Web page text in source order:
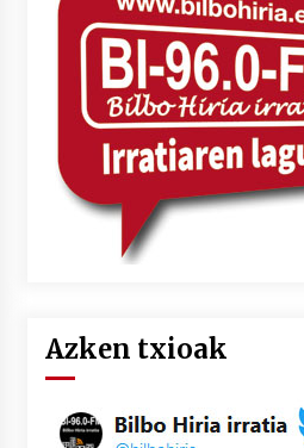
Azken txioak